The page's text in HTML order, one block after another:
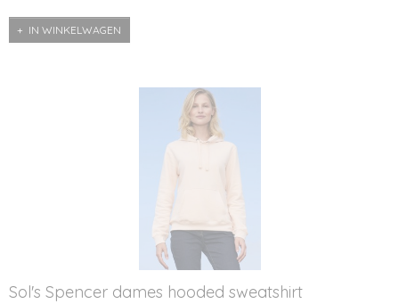
IN WINKELWAGEN
Sol's Spencer dames hooded sweatshirt